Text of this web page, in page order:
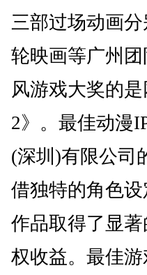
三部过场动画
轮映画等广州
风游戏大奖的
2》。最佳动漫
(深圳)有限公司
借独特的角色
作品取得了显
权收益。最佳